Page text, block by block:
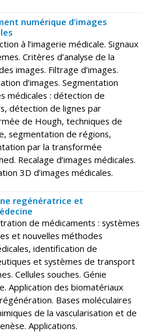
numérique d’images
à l’imagerie médicale. Signaux
Critères d’analyse de la
images. Filtrage d’images.
d’images. Segmentation
médicales : détection de
détection de lignes par
de Hough, techniques de
segmentation de régions,
par la transformée
Recalage d’images médicales.
3D d’images médicales.
regénératrice et
de médicaments : systèmes
et nouvelles méthodes
identification de
et systèmes de transport
Cellules souches. Génie
Application des biomatériaux
Bases moléculaires
de la vascularisation et de
Applications.